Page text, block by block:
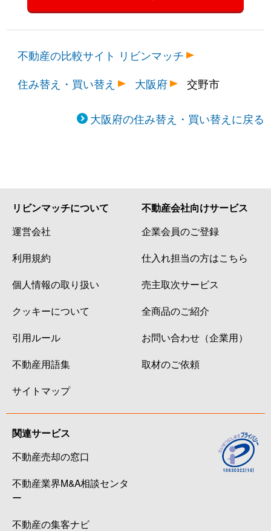
不動産の比較サイト リビンマッチ
住み替え・買い替え
大阪府 交野市
大阪府の住み替え・買い替えに戻る
リビンマッチについて
運営会社
利用規約
個人情報の取り扱い
クッキーについて
引用ルール
不動産用語集
サイトマップ
不動産会社向けサービス
企業会員のご登録
仕入れ担当の方はこちら
売主取次サービス
全商品のご紹介
お問い合わせ（企業用）
取材のご依頼
関連サービス
不動産売却の窓口
不動産業界M&A相談センタ
ー
不動産の集客ナビ